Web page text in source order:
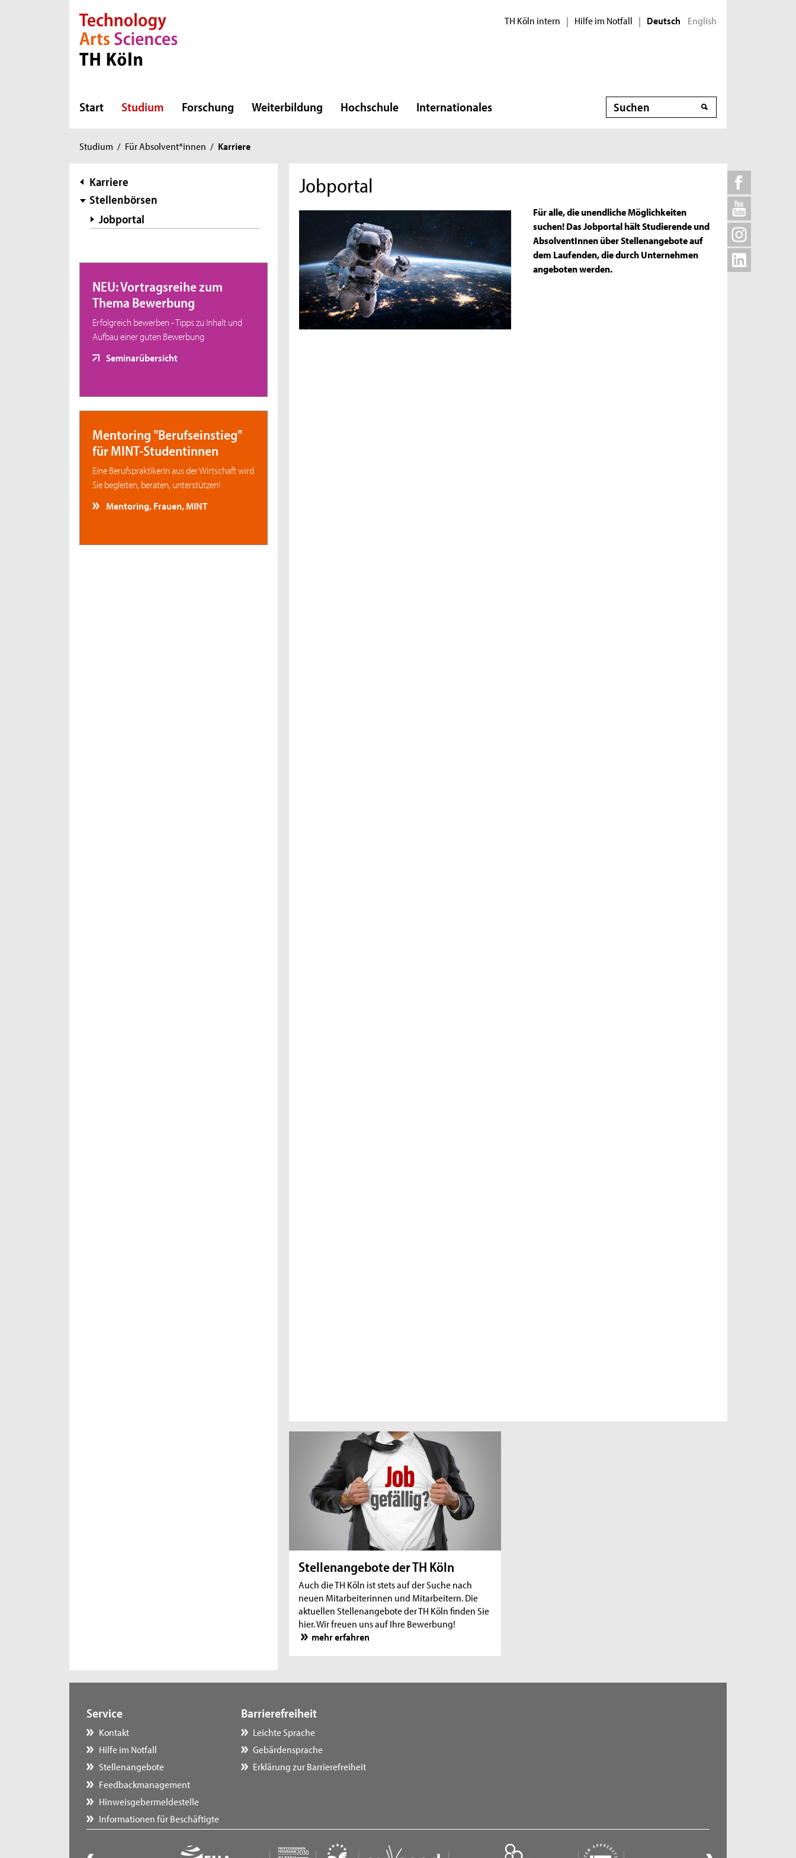
Direkt zur Hauptnavigation
Direkt zur Subnavigation
Direkt zum Inhalt
Direkt zum Fußbereich TH Köln intern | Hilfe im Notfall | Deutsch English
Start Studium Forschung Weiterbildung Hochschule Internationales Suche
Sie
hier:
Studium / Für Absolvent*innen / Karriere
Subnavigation
Karriere
Stellenbörsen
Jobportal
NEU: Vortragsreihe zum
Thema Bewerbung
Erfolgreich bewerben - Tipps zu Inhalt und
Aufbau einer guten Bewerbung
Seminarübersicht
Mentoring "Berufseinstieg"
für MINT-Studentinnen
Eine BerufspraktikerIn aus der Wirtschaft wird
Sie begleiten, beraten, unterstützen!
Mentoring, Frauen, MINT
Jobportal
Für alle, die unendliche Möglichkeiten
suchen! Das Jobportal hält Studierende und
AbsolventInnen über Stellenangebote auf
dem Laufenden, die durch Unternehmen
angeboten werden.
Stellenangebote der TH Köln
Auch die TH Köln ist stets auf der Suche nach
neuen Mitarbeiterinnen und Mitarbeitern. Die
aktuellen Stellenangebote der TH Köln finden Sie
hier. Wir freuen uns auf Ihre Bewerbung!
mehr erfahren
Service
Kontakt
Hilfe im Notfall
Stellenangebote
Feedbackmanagement
Hinweisgebermeldestelle
Informationen für Beschäftigte
Barrierefreiheit
Leichte Sprache
Gebärdensprache
Erklärung zur Barrierefreiheit